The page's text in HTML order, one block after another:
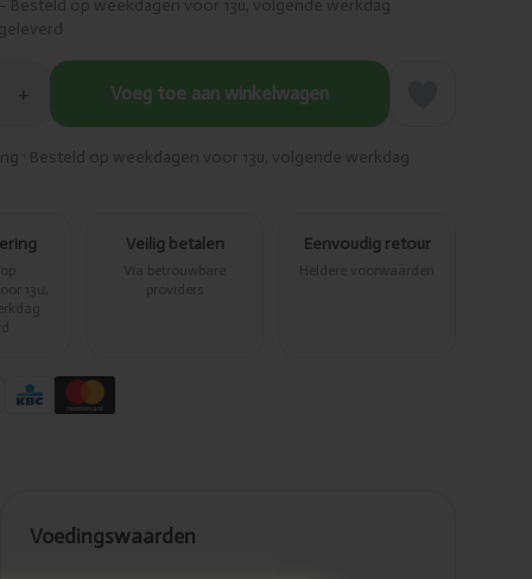
– Besteld op weekdagen voor 13u, volgende werkdag
geleverd
+ Voeg toe aan winkelwagen
· Besteld op weekdagen voor 13u, volgende werkdag
13u,
Veilig betalen
Via betrouwbare
providers
Eenvoudig retour
Heldere voorwaarden
Voedingswaarden